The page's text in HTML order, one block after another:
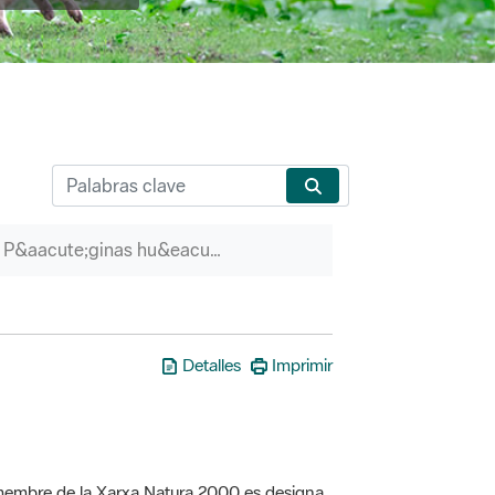
P&aacute;ginas hu&eacute;rfanas
Detalles Imprimir